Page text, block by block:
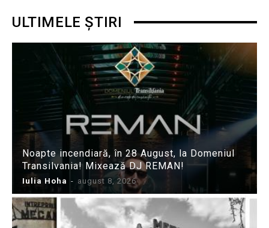
ULTIMELE ȘTIRI
Noapte incendiară, în 28 August, la Domeniul
Transilvania! Mixează DJ REMAN!
Iulia Hoha - august 8, 2026